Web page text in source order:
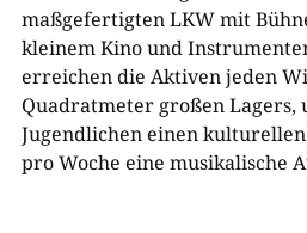
maßgefertigten LKW mit
kleinem Kino und
erreichen die Aktiven jeden
Quadratmeter großen Lagers,
Jugendlichen einen
pro Woche eine musikalische